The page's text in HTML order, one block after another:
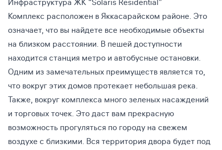
Инфраструктура ЖК “Solaris Residential”
Комплекс расположен в Яккасарайском районе. Это
означает, что вы найдете все необходимые объекты
на близком расстоянии. В пешей доступности
находится станция метро и автобусные остановки.
Одним из замечательных преимуществ является то,
что вокруг этих домов протекает небольшая река.
Также, вокруг комплекса много зеленых насаждений
и торговых точек. Это даст вам прекрасную
возможность прогуляться по городу на свежем
воздухе с близкими. Вся территория двора будет под